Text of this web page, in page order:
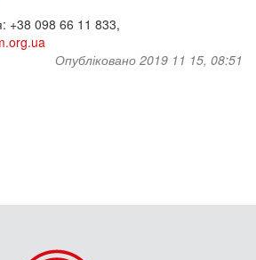
+38 098 66 11 833,
Опубліковано 2019 11 15, 08:51